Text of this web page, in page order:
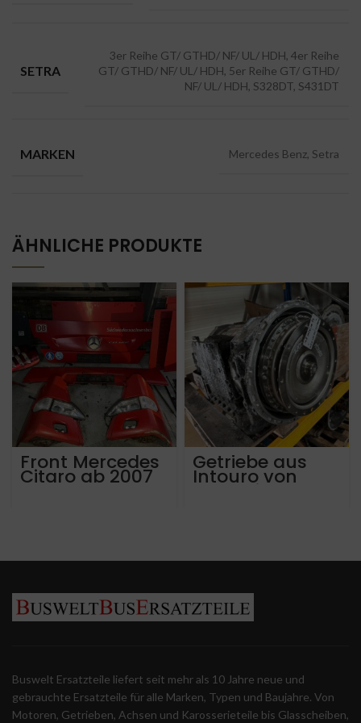
SETRA
3er Reihe GT/ GTHD/ NF/ UL/ HDH, 4er Reihe
GT/ GTHD/ NF/ UL/ HDH, 5er Reihe GT/ GTHD/
NF/ UL/ HDH, S328DT, S431DT
MARKEN Mercedes Benz, Setra
ÄHNLICHE PRODUKTE
Front Mercedes
Citaro ab 2007
Getriebe aus
Intouro von
2018 mit nur ca
Buswelt Ersatzteile liefert seit mehr als 10 Jahre neue und
gebrauchte Ersatzteile für alle Marken, Typen und Baujahre. Von
Motoren, Getrieben, Achsen und Karosserieteile bis Glasscheiben,